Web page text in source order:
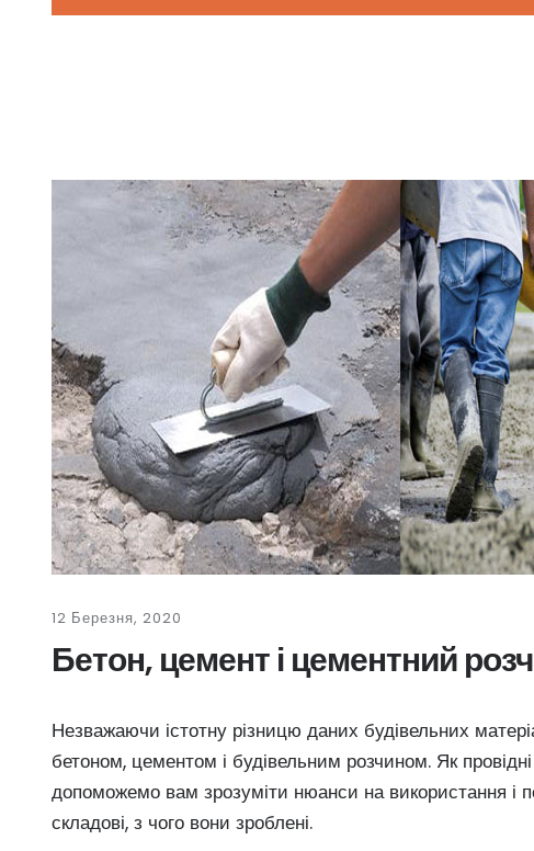
12 Березня, 2020
Бетон, цемент і цементний
Незважаючи істотну різницю даних будівельних
бетоном, цементом і будівельним розчином. Як
допоможемо вам зрозуміти нюанси на використання і
складові, з чого вони зроблені.